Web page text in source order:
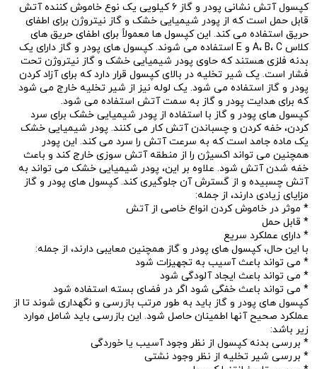
کپسول آتش نشانی پودر و گاز 6 کیلویی یک نوع خاموش کننده آتش
قابل حمل است که از پودر شیمیایی خشک و گاز نیتروژن برای اطفای
حریق استفاده می کند. این کپسول ها معمولاً برای اطفای حریق های
کلاس A، B، C و E استفاده می شوند. کپسول های پودر و گاز دارای یک
بدنه فلزی هستند که حاوی پودر شیمیایی خشک و گاز نیتروژن تحت
فشار است. یک شیر تخلیه در بالای کپسول قرار دارد که برای آزاد کردن
پودر و گاز استفاده می شود. یک لوله نیز از شیر تخلیه خارج می شود
که برای هدایت پودر و گاز به سمت آتش استفاده می شود.
کپسول های پودر و گاز با استفاده از پودر شیمیایی خشک برای سرد
کردن، خفه کردن و چسباندن آتش کار می کنند. پودر شیمیایی خشک
یک ماده جامد است که به سرعت آتش را سرد می کند. این پودر
همچنین می تواند اکسیژن را از منطقه آتش سوزی خارج کند و باعث
خفه شدن آتش شود. علاوه بر این، پودر شیمیایی خشک می تواند به
آتش چسبیده و از گسترش آن جلوگیری کند. کپسول های پودر و گاز
مزایای زیادی دارند، از جمله:
* موثر در خاموش کردن انواع خاصی از آتش
* قابل حمل
* دارای عملکرد سریع
با این حال، کپسول های پودر و گاز همچنین معایبی دارند، از جمله:
* می تواند باعث آسیب به تجهیزات شود
* می تواند باعث ایجاد آلودگی شود
* می تواند باعث خفگی شود اگر در فضای بسته استفاده شود
کپسول های پودر و گاز باید به طور مرتب بازرسی و نگهداری شوند تا از
عملکرد صحیح آنها اطمینان حاصل شود. این بازرسی باید شامل موارد
زیر باشد:
* بررسی بدنه کپسول از نظر وجود آسیب یا خوردگی
* بررسی شیر تخلیه از نظر وجود نشتی